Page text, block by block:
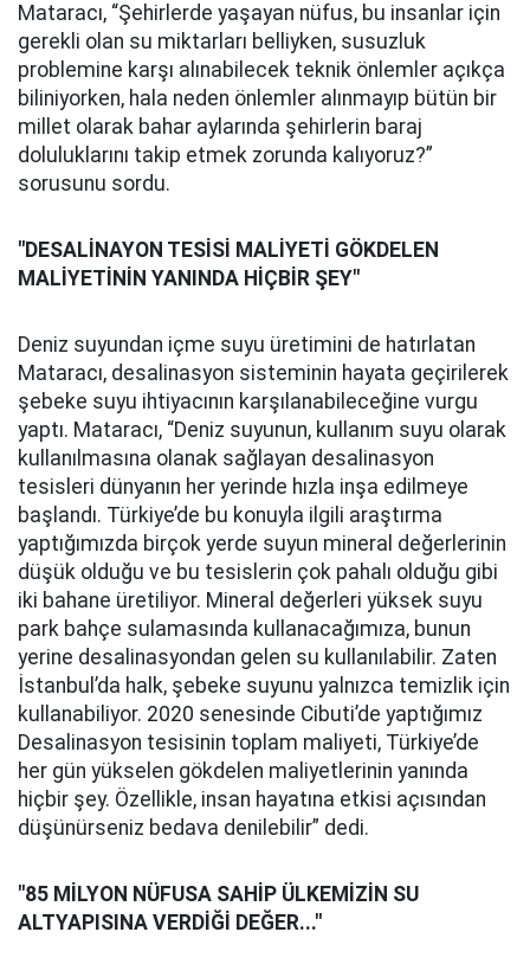
Mataracı, “Şehirlerde yaşayan nüfus, bu insanlar için
gerekli olan su miktarları belliyken, susuzluk
problemine karşı alınabilecek teknik önlemler açıkça
biliniyorken, hala neden önlemler alınmayıp bütün bir
millet olarak bahar aylarında şehirlerin baraj
doluluklarını takip etmek zorunda kalıyoruz?”
sorusunu sordu.
"DESALİNAYON TESİSİ MALİYETİ GÖKDELEN
MALİYETİNİN YANINDA HİÇBİR ŞEY"
Deniz suyundan içme suyu üretimini de hatırlatan
Mataracı, desalinasyon sisteminin hayata geçirilerek
şebeke suyu ihtiyacının karşılanabileceğine vurgu
yaptı. Mataracı, “Deniz suyunun, kullanım suyu olarak
kullanılmasına olanak sağlayan desalinasyon
tesisleri dünyanın her yerinde hızla inşa edilmeye
başlandı. Türkiye’de bu konuyla ilgili araştırma
yaptığımızda birçok yerde suyun mineral değerlerinin
düşük olduğu ve bu tesislerin çok pahalı olduğu gibi
iki bahane üretiliyor. Mineral değerleri yüksek suyu
park bahçe sulamasında kullanacağımıza, bunun
yerine desalinasyondan gelen su kullanılabilir. Zaten
İstanbul’da halk, şebeke suyunu yalnızca temizlik için
kullanabiliyor. 2020 senesinde Cibuti’de yaptığımız
Desalinasyon tesisinin toplam maliyeti, Türkiye’de
her gün yükselen gökdelen maliyetlerinin yanında
hiçbir şey. Özellikle, insan hayatına etkisi açısından
düşünürseniz bedava denilebilir” dedi.
"85 MİLYON NÜFUSA SAHİP ÜLKEMİZİN SU
ALTYAPISINA VERDİĞİ DEĞER..."